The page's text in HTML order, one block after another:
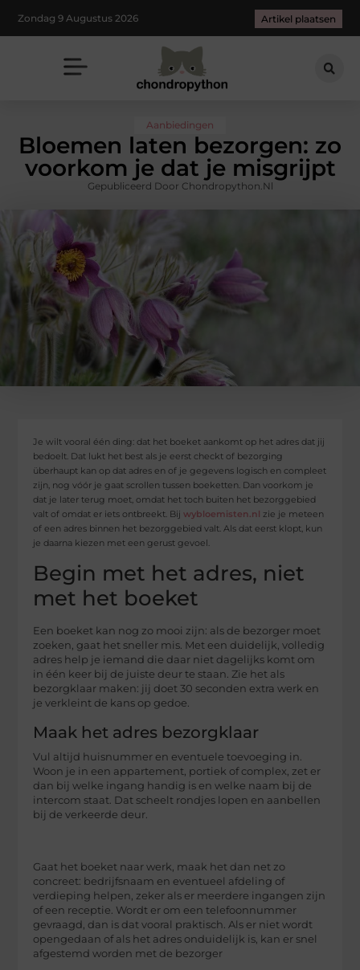
Zondag 9 Augustus 2026 Artikel plaatsen
Aanbiedingen
Bloemen laten bezorgen: zo
voorkom je dat je misgrijpt
Gepubliceerd Door Chondropython.nl
Je wilt vooral één ding: dat het boeket aankomt op het adres dat jij
bedoelt. Dat lukt het best als je eerst checkt of bezorging
überhaupt kan op dat adres en of je gegevens logisch en compleet
zijn, nog vóór je gaat scrollen tussen boeketten. Dan voorkom je
dat je later terug moet, omdat het toch buiten het bezorggebied
valt of omdat er iets ontbreekt. Bijwybloemisten.nl zie je meteen
of een adres binnen het bezorggebied valt. Als dat eerst klopt, kun
je daarna kiezen met een gerust gevoel.
Begin met het adres, niet
met het boeket
Een boeket kan nog zo mooi zijn: als de bezorger moet
zoeken, gaat het sneller mis. Met een duidelijk, volledig
adres help je iemand die daar niet dagelijks komt om
in één keer bij de juiste deur te staan. Zie het als
bezorgklaar maken: jij doet 30 seconden extra werk en
je verkleint de kans op gedoe.
Maak het adres bezorgklaar
Vul altijd huisnummer en eventuele toevoeging in.
Woon je in een appartement, portiek of complex, zet er
dan bij welke ingang handig is en welke naam bij de
intercom staat. Dat scheelt rondjes lopen en aanbellen
bij de verkeerde deur.
Gaat het boeket naar werk, maak het dan net zo
concreet: bedrijfsnaam en eventueel afdeling of
verdieping helpen, zeker als er meerdere ingangen zijn
of een receptie. Wordt er om een telefoonnummer
gevraagd, dan is dat vooral praktisch. Als er niet wordt
opengedaan of als het adres onduidelijk is, kan er snel
afgestemd worden met de bezorger